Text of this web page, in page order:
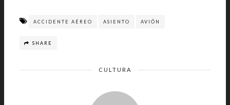
ACCIDENTE AÉREO ASIENTO AVIÓN
SHARE
CULTURA